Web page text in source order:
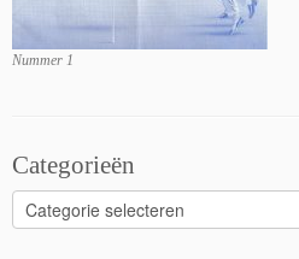
Nummer 1
Categorieën
Categorieën